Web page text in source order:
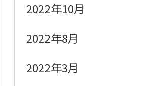
2022年10月
2022年8月
2022年3月